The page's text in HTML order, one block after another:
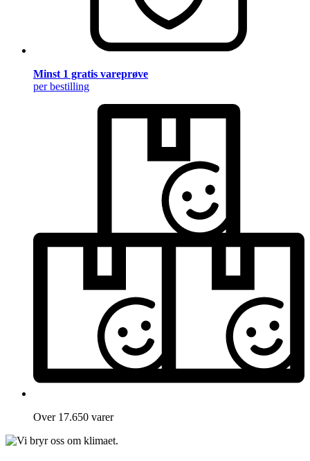
Minst 1 gratis vareprøve
per bestilling
Over 17.650 varer